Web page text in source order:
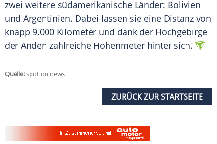
zwei weitere südamerikanische Länder: Bolivien
und Argentinien. Dabei lassen sie eine Distanz von
knapp 9.000 Kilometer und dank der Hochgebirge
der Anden zahlreiche Höhenmeter hinter sich.
Quelle:spot on news
ZURÜCK ZUR STARTSEITE